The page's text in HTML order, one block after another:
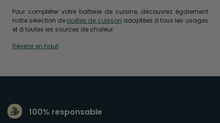
Pour compléter votre batterie de cuisine, découvrez également
notre sélection de poêles de cuisson adaptées à tous les usages
et à toutes les sources de chaleur.
Revenir en haut
100% responsable